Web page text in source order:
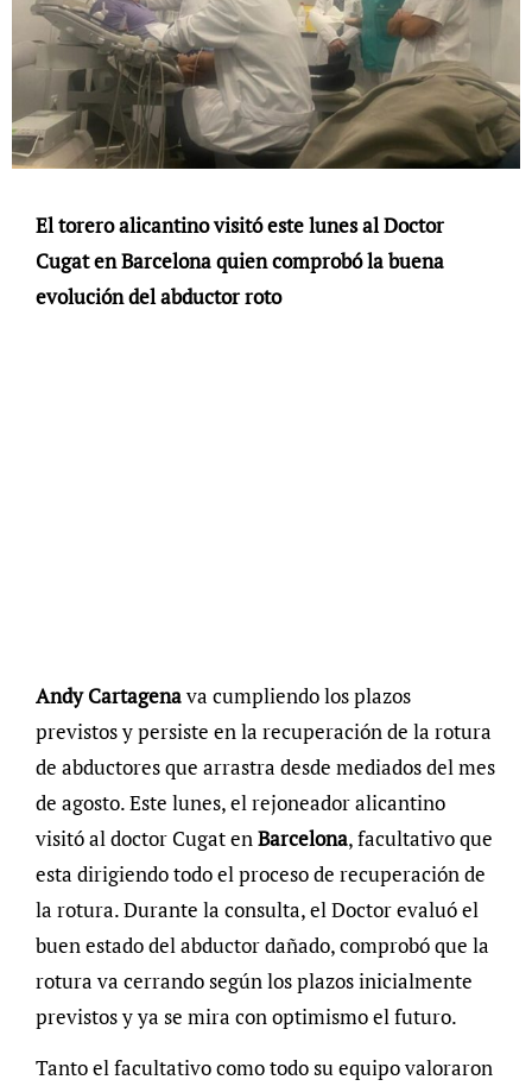
El torero alicantino visitó este lunes al Doctor
Cugat en Barcelona quien comprobó la buena
evolución del abductor roto
Andy Cartagenava cumpliendo los plazos
previstos y persiste en la recuperación de la rotura
de abductores que arrastra desde mediados del mes
de agosto. Este lunes, el rejoneador alicantino
visitó al doctor Cugat enBarcelona, facultativo que
esta dirigiendo todo el proceso de recuperación de
la rotura. Durante la consulta, el Doctor evaluó el
buen estado del abductor dañado, comprobó que la
rotura va cerrando según los plazos inicialmente
previstos y ya se mira con optimismo el futuro.
Tanto el facultativo como todo su equipo valoraron